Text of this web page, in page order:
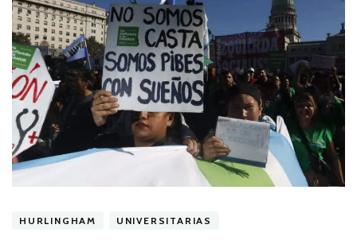
HURLINGHAM UNIVERSITARIAS